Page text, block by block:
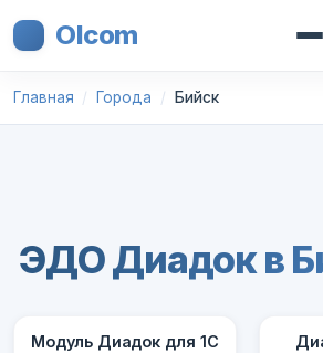
Olcom
Главная Города Бийск
ЭДО Диадок в
Модуль Диадок для 1С